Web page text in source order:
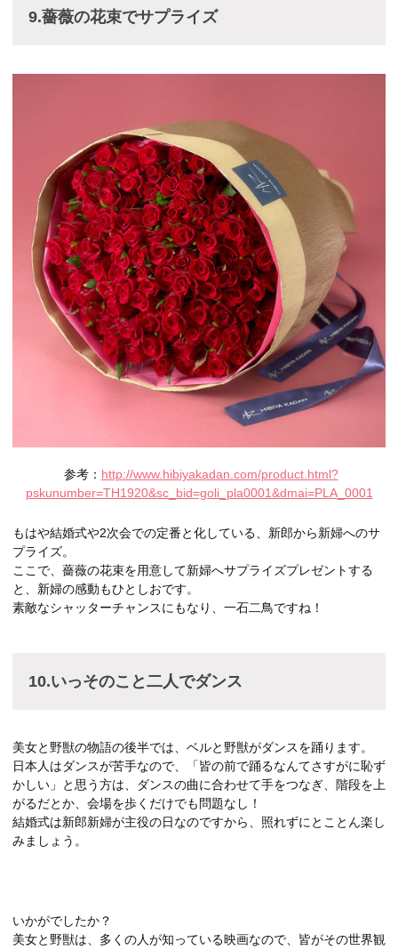
9.薔薇の花束でサプライズ
参考： http://www.hibiyakadan.com/product.html?
pskunumber=TH1920&sc_bid=goli_pla0001&dmai=PLA_0001
もはや結婚式や2次会での定番と化している、新郎から新婦へのサ
プライズ。
ここで、薔薇の花束を用意して新婦へサプライズプレゼントする
と、新婦の感動もひとしおです。
素敵なシャッターチャンスにもなり、一石二鳥ですね！
10.いっそのこと二人でダンス
美女と野獣の物語の後半では、ベルと野獣がダンスを踊ります。
日本人はダンスが苦手なので、「皆の前で踊るなんてさすがに恥ず
かしい」と思う方は、ダンスの曲に合わせて手をつなぎ、階段を上
がるだとか、会場を歩くだけでも問題なし！
結婚式は新郎新婦が主役の日なのですから、照れずにとことん楽し
みましょう。
いかがでしたか？
美女と野獣は、多くの人が知っている映画なので、皆がその世界観